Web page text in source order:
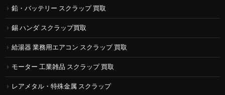
鉛・バッテリー スクラップ 買取
錫 ハンダ スクラップ買取
給湯器 業務用エアコン スクラップ 買取
モーター 工業雑品 スクラップ 買取
レアメタル・特殊金属 スクラップ